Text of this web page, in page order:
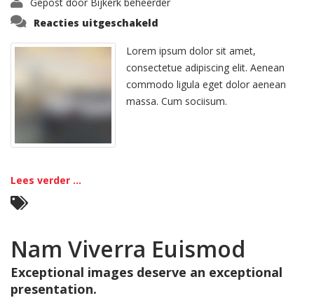
Reacties uitgeschakeld
Uni
Lorem ipsum dolor sit amet,
consectetue adipiscing elit. Aenean
commodo ligula eget dolor aenean
massa. Cum sociisum.
Lees verder ...
Nam Viverra Euismod
Exceptional images deserve an exceptional
presentation.